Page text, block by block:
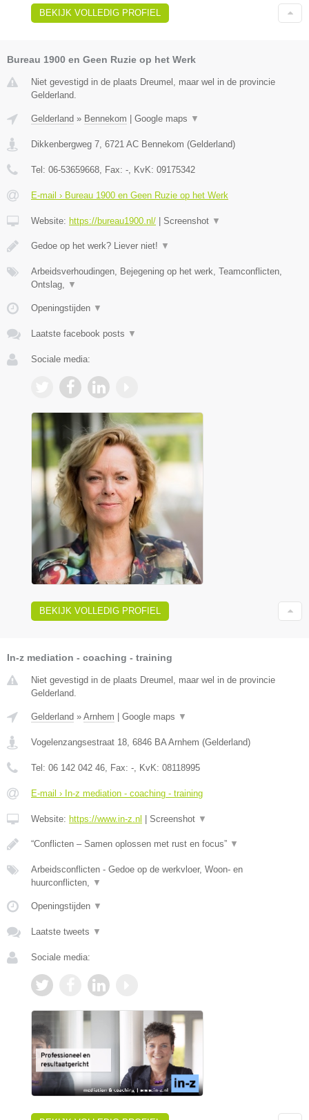
BEKIJK VOLLEDIG PROFIEL
Bureau 1900 en Geen Ruzie op het Werk
Niet gevestigd in de plaats Dreumel, maar wel in de provincie
Gelderland.
Gelderland » Bennekom Google maps ▼
Dikkenbergweg 7 6721 AC Bennekom (Gelderland)
Tel: 06-53659668 , Fax: - , KvK: 09175342
E-mail › Bureau 1900 en Geen Ruzie op het Werk
Website: https://bureau1900.nl/ Screenshot ▼
Gedoe op het werk? Liever niet! ▼
Arbeidsverhoudingen, Bejegening op het werk, Teamconflicten,
Ontslag,
▼
Openingstijden ▼
Laatste facebook posts ▼
Sociale media:
BEKIJK VOLLEDIG PROFIEL
In-z mediation - coaching - training
Niet gevestigd in de plaats Dreumel, maar wel in de provincie
Gelderland.
Gelderland » Arnhem Google maps ▼
Vogelenzangsestraat 18 6846 BA Arnhem (Gelderland)
Tel: 06 142 042 46 , Fax: - , KvK: 08118995
E-mail › In-z mediation - coaching - training
Website: https://www.in-z.nl Screenshot ▼
“Conflicten – Samen oplossen met rust en focus” ▼
Arbeidsconflicten - Gedoe op de werkvloer, Woon- en
huurconflicten,
▼
Openingstijden ▼
Laatste tweets ▼
Sociale media: